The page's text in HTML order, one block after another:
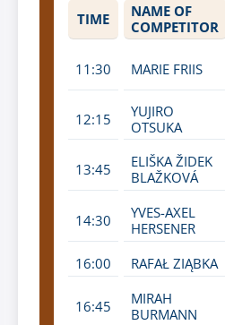
TIME
NAME OF
COMPETITOR
11:30 MARIE FRIIS
12:15
YUJIRO
OTSUKA
13:45
ELIŠKA ŽIDEK
BLAŽKOVÁ
14:30
YVES-AXEL
HERSENER
16:00
RAFAŁ ZIĄBKA
16:45
MIRAH
BURMANN